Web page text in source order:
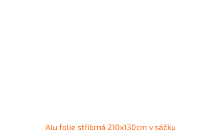
Alu folie stříbrná 210x130cm v sáčku